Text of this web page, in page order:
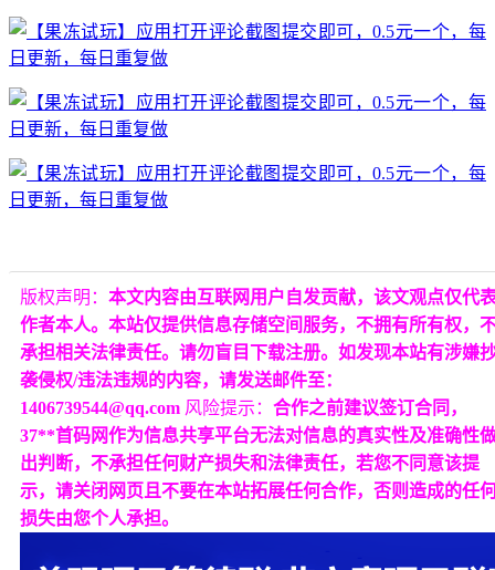
版权声明： 本文内容由互联网用户自发贡献，该文观点仅代
作者本人。本站仅提供信息存储空间服务，不拥有所有权，
承担相关法律责任。请勿盲目下载注册。如发现本站有涉嫌
袭侵权/违法违规的内容，请发送邮件至：
1406739544@qq.com 风险提示： 合作之前建议签订合同，
37**首码网作为信息共享平台无法对信息的真实性及准确性
出判断，不承担任何财产损失和法律责任，若您不同意该提
示，请关闭网页且不要在本站拓展任何合作，否则造成的任
损失由您个人承担。